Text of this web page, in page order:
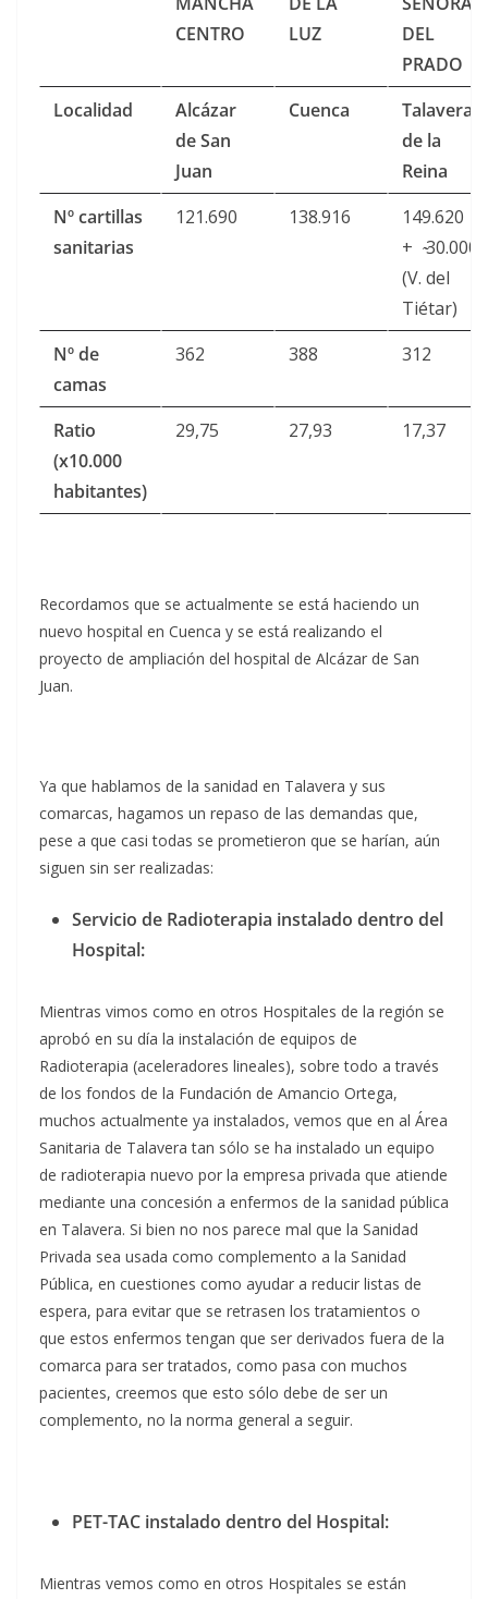
CENTRO
LUZ
DEL
PRADO
Localidad
Alcázar
de San
Juan
Cuenca
Talavera
de la
Reina
Nº cartillas
sanitarias
121.690 138.916
149.620
+ ̴̴30.000
(V. del
Tiétar)
Nº de
camas
362 388 312
Ratio
(x10.000
habitantes)
29,75 27,93 17,37
Recordamos que se actualmente se está haciendo un
nuevo hospital en Cuenca y se está realizando el
proyecto de ampliación del hospital de Alcázar de San
Juan.
Ya que hablamos de la sanidad en Talavera y sus
comarcas, hagamos un repaso de las demandas que,
pese a que casi todas se prometieron que se harían, aún
siguen sin ser realizadas:
Servicio de Radioterapia instalado dentro del
Hospital:
Mientras vimos como en otros Hospitales de la región se
aprobó en su día la instalación de equipos de
Radioterapia (aceleradores lineales), sobre todo a través
de los fondos de la Fundación de Amancio Ortega,
muchos actualmente ya instalados, vemos que en al Área
Sanitaria de Talavera tan sólo se ha instalado un equipo
de radioterapia nuevo por la empresa privada que atiende
mediante una concesión a enfermos de la sanidad pública
en Talavera. Si bien no nos parece mal que la Sanidad
Privada sea usada como complemento a la Sanidad
Pública, en cuestiones como ayudar a reducir listas de
espera, para evitar que se retrasen los tratamientos o
que estos enfermos tengan que ser derivados fuera de la
comarca para ser tratados, como pasa con muchos
pacientes, creemos que esto sólo debe de ser un
complemento, no la norma general a seguir.
PET-TAC instalado dentro del Hospital:
Mientras vemos como en otros Hospitales se están